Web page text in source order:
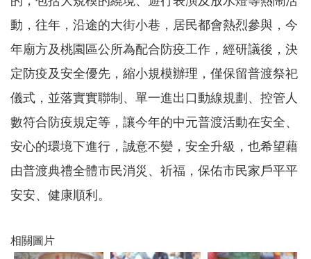
息
公
告
生
活
民
資
訊
機
關
錄
動，往年，沿途的大街小巷，居民都會熱烈參與，今
年廟方及桃園區公所為配合防疫工作，經研議後，決
定防疫及安全優先，縮小規模辦理，僅保留普渡祭祀
儀式，並落實實聯制、單一進出口動線規劃、控管人
數符合防疫規定等，讓今年的中元普渡活動在安全、
安心的環境下進行，誠意不變，安全升級，也希望藉
由普渡典禮全體市民消災、祈福，保佑市民家戶平平
安安、健康順利。
相關圖片